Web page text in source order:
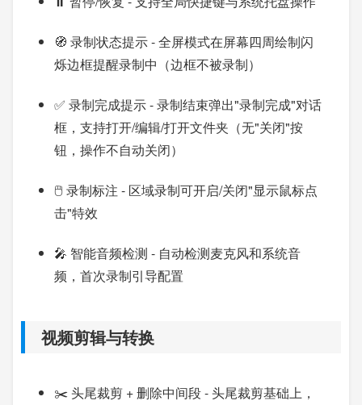
🧭 录制状态提示 - 全屏模式在屏幕四周绘制闪
烁边框提醒录制中（边框不被录制）
✅ 录制完成提示 - 录制结束弹出"录制完成"对话
框，支持打开/编辑/打开文件夹（无"关闭"按
钮，操作不自动关闭）
🖱️ 录制标注 - 区域录制可开启/关闭"显示鼠标点
击"特效
🎤 智能音频检测 - 自动检测麦克风和系统音
频，首次录制引导配置
视频剪辑与转换
✂️ 头尾裁剪 + 删除中间段 - 头尾裁剪基础上，